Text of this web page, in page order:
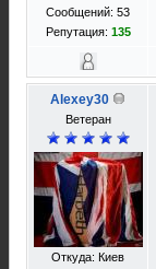
Сообщений: 53
Репутация: 135
Alexey30
Ветеран
Откуда: Киев